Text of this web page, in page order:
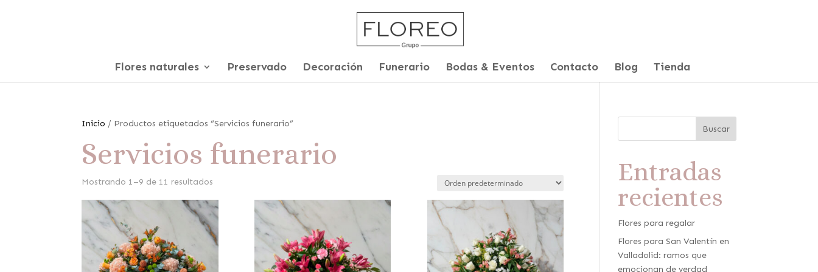
Flores naturales Preservado Decoración Funerario Bodas & Eventos Contacto Blog Tienda
Inicio / Productos etiquetados “Servicios funerario”
Servicios funerario
Mostrando 1–9 de 11 resultados
Buscar
Entradas
recientes
Flores para regalar
Flores para San Valentín en
Valladolid: ramos que
emocionan de verdad